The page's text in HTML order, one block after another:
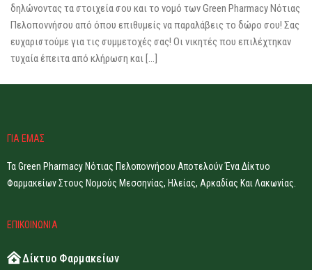
δηλώνοντας τα στοιχεία σου και το νομό των Green Pharmacy Νότιας
Πελοποννήσου από όπου επιθυμείς να παραλάβεις το δώρο σου! Σας
ευχαριστούμε για τις συμμετοχές σας! Οι νικητές που επιλέχτηκαν
τυχαία έπειτα από κλήρωση και […]
ΓΙΑ ΕΜΑΣ
Τα Green Pharmacy Νότιας Πελοποννήσου Αποτελούν Ένα Δίκτυο
Φαρμακείων Στους Νομούς Μεσσηνίας, Ηλείας, Αρκαδίας Και Λακωνίας.
ΕΠΙΚΟΙΝΩΝΙΑ
Δίκτυο Φαρμακείων